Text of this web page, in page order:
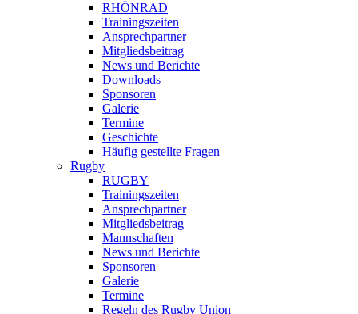
RHÖNRAD
Trainingszeiten
Ansprechpartner
Mitgliedsbeitrag
News und Berichte
Downloads
Sponsoren
Galerie
Termine
Geschichte
Häufig gestellte Fragen
Rugby
RUGBY
Trainingszeiten
Ansprechpartner
Mitgliedsbeitrag
Mannschaften
News und Berichte
Sponsoren
Galerie
Termine
Regeln des Rugby Union